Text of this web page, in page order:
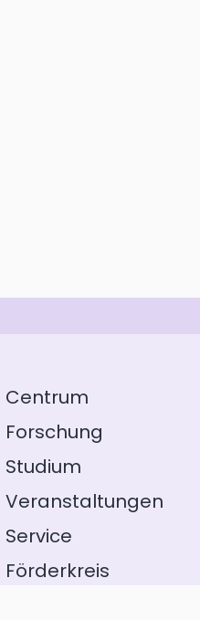
Centrum
Forschung
Studium
Veranstaltungen
Service
Förderkreis